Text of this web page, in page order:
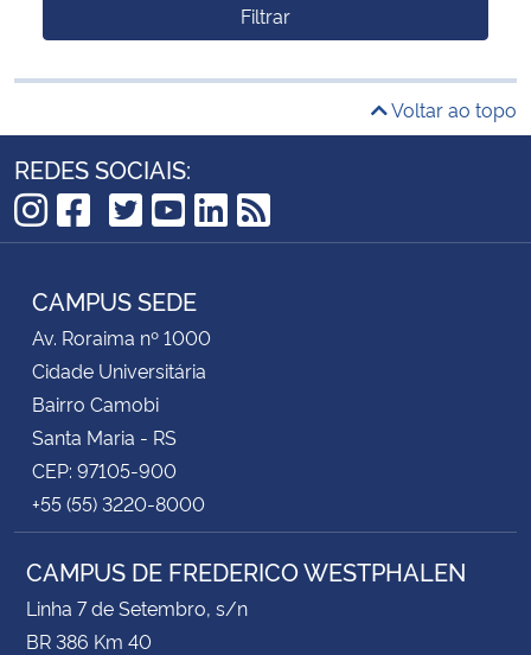
Filtrar
Voltar ao topo
REDES SOCIAIS:
Instagram
Facebook
TikTok
Twitter
YouTube
LinkedIn
RSS
CAMPUS SEDE
Av. Roraima nº 1000
Cidade Universitária
Bairro Camobi
Santa Maria - RS
CEP: 97105-900
+55 (55) 3220-8000
CAMPUS DE FREDERICO WESTPHALEN
Linha 7 de Setembro, s/n
BR 386 Km 40